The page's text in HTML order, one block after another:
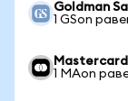
Goldman
1 GSon
1 MAon